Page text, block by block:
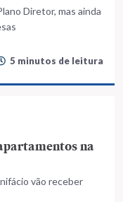
Diretor, mas ainda
5 minutos de leitura
na
vão receber